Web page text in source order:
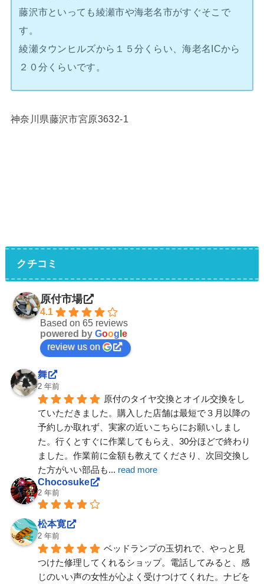
藤沢市といっても綾瀬市や海老名市がすぐそこで
す。
綾瀬タウンヒルズから１５分くらい、海老名ICから
２０分くらいです。
神奈川県藤沢市宮原3632-1
クチコミ
原付市場
4.1
Based on 65 reviews
powered by Goog e
review us on
舞
2 年前
原付のタイヤ交換とオイル交換をし
ていただきました。購入した店舗は最短で３月以降の
予約しか取れず、実家の近いこちらにお願いしまし
た。行くとすぐに作業してもらえ、30分ほどで終わり
ました。作業前に金額も教えてくださり、次回交換し
た方がいい部品も... read more
Chocosuke
2 年前
松本寛
2 年前
ベッドランプの玉切れで、やっと見
つけた修理してくれるショップ。電話してみると、感
じのいい声の女性が心よく受けつけてくれた。ナビを